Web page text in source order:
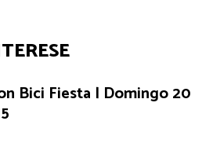
Bici Fiesta | Domingo 20